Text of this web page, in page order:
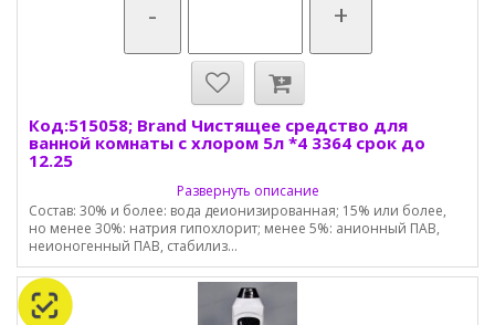
- +
Код:515058; Brand Чистящее средство для
ванной комнаты с хлором 5л *4 3364 срок до
12.25
Развернуть описание
Состав: 30% и более: вода деионизированная; 15% или более,
но менее 30%: натрия гипохлорит; менее 5%: анионный ПАВ,
неионогенный ПАВ, стабилиз...